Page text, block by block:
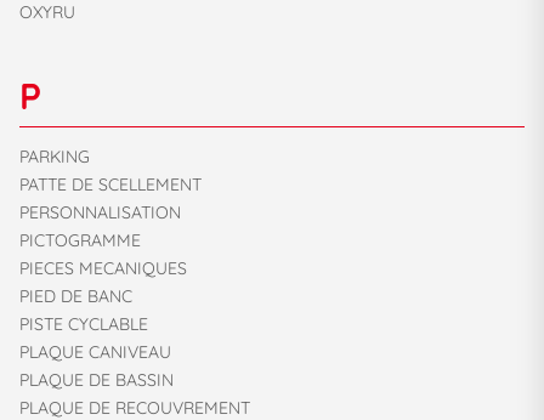
OXYRU
P
PARKING
PATTE DE SCELLEMENT
PERSONNALISATION
PICTOGRAMME
PIECES MECANIQUES
PIED DE BANC
PISTE CYCLABLE
PLAQUE CANIVEAU
PLAQUE DE BASSIN
PLAQUE DE RECOUVREMENT